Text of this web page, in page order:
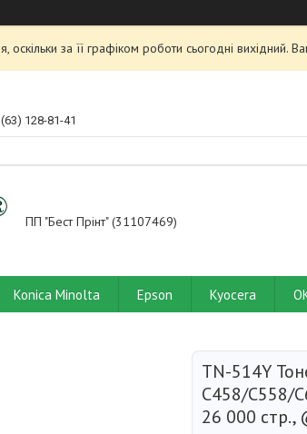
за її графіком роботи сьогодні
128-81-41
ПП "Бест Прінт" (31107469)
Konica Minolta Epson Kyocera
TN-514Y
C458/C558/
26 000 стр.,